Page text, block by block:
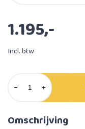
1.195,-
Incl. btw
− +
Omschrijving